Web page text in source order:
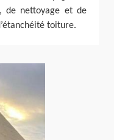
de nettoyage et de
toiture.